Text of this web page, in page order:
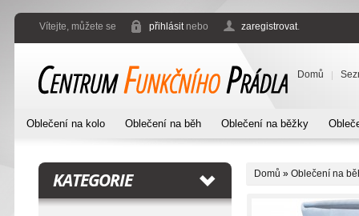
Vítejte, můžete se přihlásitnebo zaregistrovat.
Domů
Oblečení na kolo Oblečení na běh Oblečení na běžky
KATEGORIE Domů » Oblečení na